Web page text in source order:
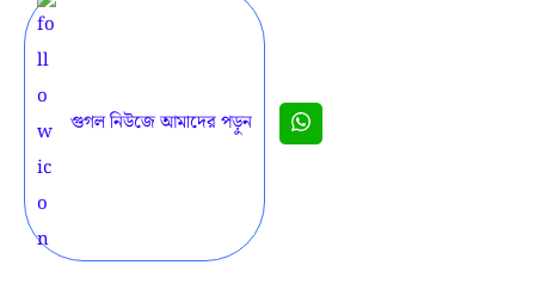
গুগল নিউজে আমাদের পড়ুন